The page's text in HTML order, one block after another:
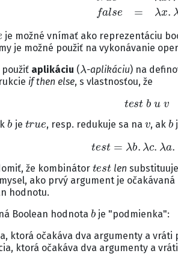
je možné vnímať ako reprezentáciu
je možné použiť na vykonávanie
použiť aplikáciu (
λ
-aplikáciu) na
if then else, s vlastnosťou, že
test b u v
b
je
t
, resp. redukuje sa na , ak
b
tes λb. c .λ a . b
že kombinátor
t t
len
ako prvý argument je
hodnotu.
Boolean hodnota
b
je "podmienka":
ktorá očakáva dva argumenty a vráti
ktorá očakáva dva argumenty a